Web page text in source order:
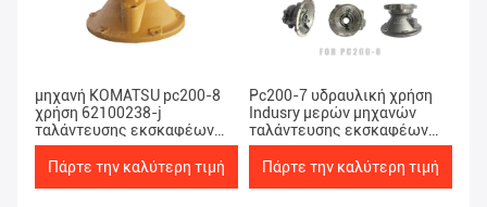
μηχανή KOMATSU pc200-8
χρήση 62100238-j
ταλάντευσης εκσκαφέων
28Mpa MB85
Πάρτε την καλύτερη τιμή
Pc200-7 υδραυλική χρήση
Indusry μερών μηχανών
ταλάντευσης εκσκαφέων
HPV95
Πάρτε την καλύτερη τιμή